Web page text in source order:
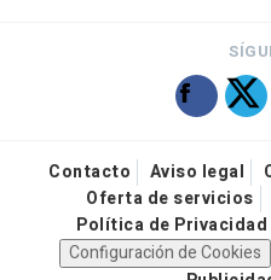
Contacto Aviso legal
Oferta de servicios
Política de Privacidad
Configuración de Cookies